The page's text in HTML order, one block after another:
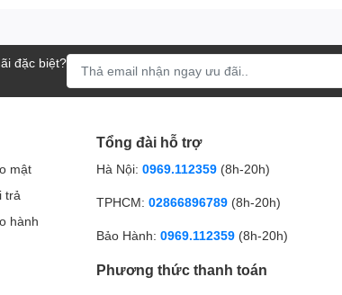
đặc biệt?
mật
trả
hành
Tổng đài hỗ trợ
Hà Nội: 0969.112359 (8h-20h)
TPHCM: 02866896789 (8h-20h)
Bảo Hành: 0969.112359 (8h-20h)
Phương thức thanh toán